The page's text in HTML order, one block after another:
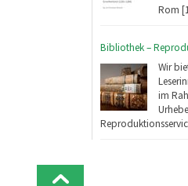
Rom
Bibliothek –
Wir
im